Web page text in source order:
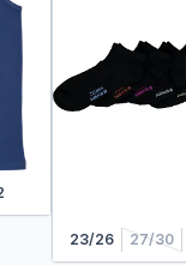
23/26 27/30